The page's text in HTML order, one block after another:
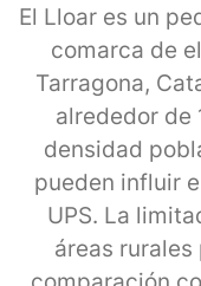
El Lloar es un
comarca de
Tarragona,
alrededor de
densidad
pueden influir
UPS. La
áreas